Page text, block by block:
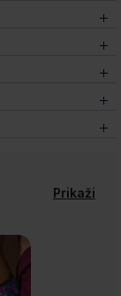
Prikaži